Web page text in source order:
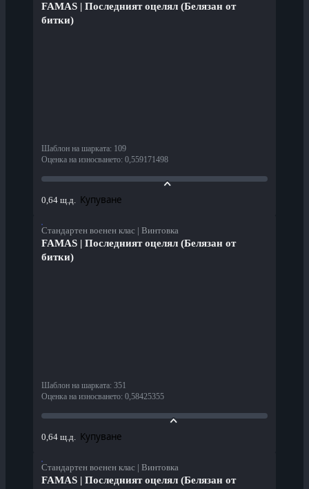
FAMAS | Последният оцелял (Белязан от
битки)
Шаблон на шарката: 109
Оценка на износването: 0,559171498
0,64 щ.д. Купуване
Стандартен военен клас | Винтовка
FAMAS | Последният оцелял (Белязан от
битки)
Шаблон на шарката: 351
Оценка на износването: 0,58425355
0,64 щ.д. Купуване
Стандартен военен клас | Винтовка
FAMAS | Последният оцелял (Белязан от